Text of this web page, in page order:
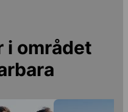
i området